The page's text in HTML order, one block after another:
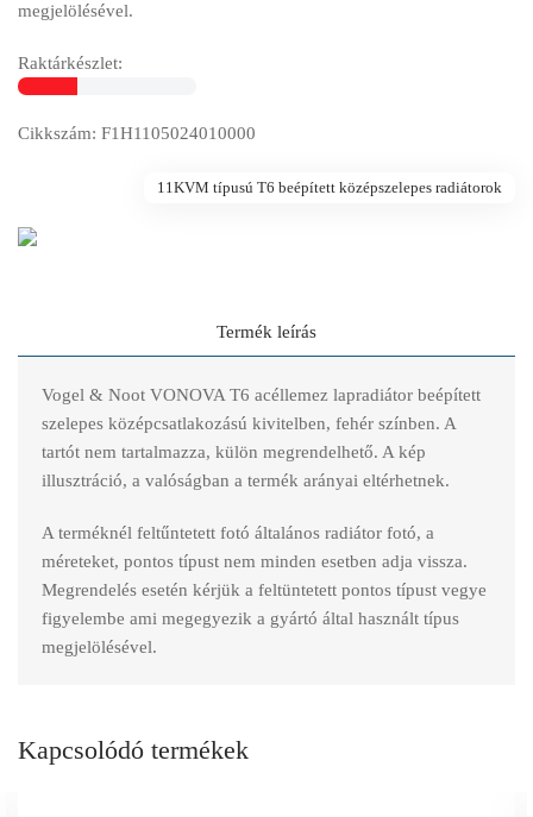
megjelölésével.
Raktárkészlet:
Cikkszám: F1H1105024010000
11KVM típusú T6 beépített középszelepes radiátorok
Termék leírás
Vogel & Noot VONOVA T6 acéllemez lapradiátor beépített
szelepes középcsatlakozású kivitelben, fehér színben. A
tartót nem tartalmazza, külön megrendelhető. A kép
illusztráció, a valóságban a termék arányai eltérhetnek.
A terméknél feltűntetett fotó általános radiátor fotó, a
méreteket, pontos típust nem minden esetben adja vissza.
Megrendelés esetén kérjük a feltüntetett pontos típust vegye
figyelembe ami megegyezik a gyártó által használt típus
megjelölésével.
Kapcsolódó termékek